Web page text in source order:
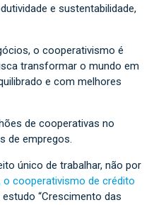
e sustentabilidade,
o cooperativismo é
transformar o mundo em
e com melhores
de cooperativas no
de empregos.
único de trabalhar, não por
o cooperativismo de crédito
“Crescimento das